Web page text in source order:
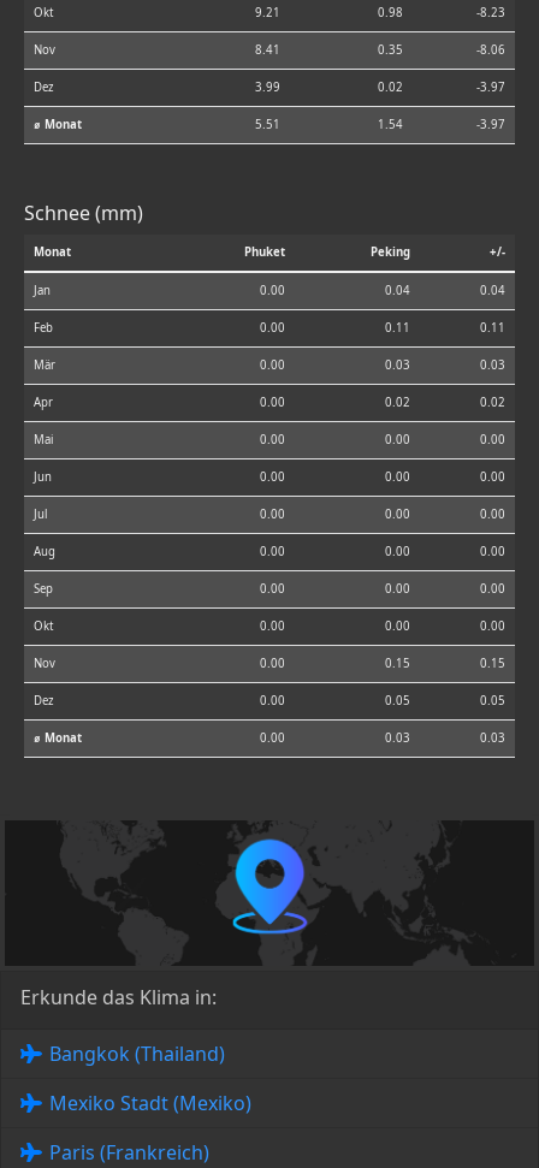
Okt 9.21 0.98 -8.23
Nov 8.41 0.35 -8.06
Dez 3.99 0.02 -3.97
⌀ Monat 5.51 1.54 -3.97
Schnee (mm)
Monat Phuket Peking +/-
Jan 0.00 0.04 0.04
Feb 0.00 0.11 0.11
Mär 0.00 0.03 0.03
Apr 0.00 0.02 0.02
Mai 0.00 0.00 0.00
Jun 0.00 0.00 0.00
Jul 0.00 0.00 0.00
Aug 0.00 0.00 0.00
Sep 0.00 0.00 0.00
Okt 0.00 0.00 0.00
Nov 0.00 0.15 0.15
Dez 0.00 0.05 0.05
⌀ Monat 0.00 0.03 0.03
Erkunde das Klima in:
Bangkok (Thailand)
Mexiko Stadt (Mexiko)
Paris (Frankreich)